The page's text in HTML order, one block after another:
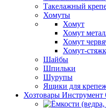
Такелажный
Хомуты
Хомут
Хомут
Хомут
Хомут-
Шайбы
Шпильки
Шурупы
Ящики для
Хозтовары Инструмент